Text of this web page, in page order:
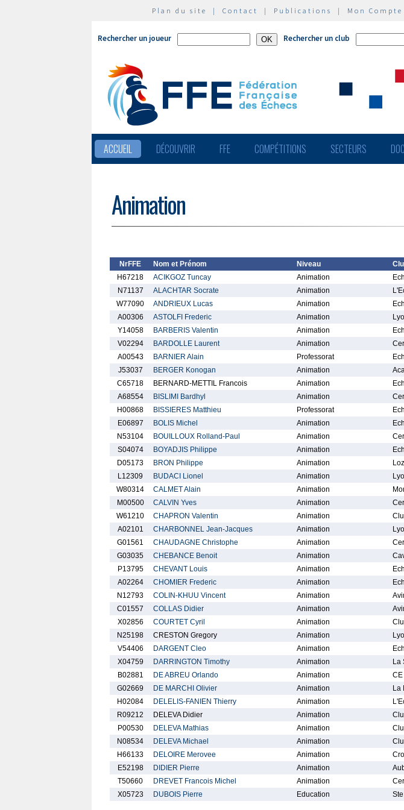
Plan du site | Contact | Publications | Mon Compte
Rechercher un joueur Rechercher un club
ACCUEIL DÉCOUVRIR FFE COMPÉTITIONS SECTEURS
Animation
NrFFE Nom et Prénom Niveau
H67218
ACIKGOZ Tuncay Animation
N71137
ALACHTAR Socrate Animation
W77090
ANDRIEUX Lucas Animation
A00306
ASTOLFI Frederic Animation
Y14058
BARBERIS Valentin Animation
V02294
BARDOLLE Laurent Animation
A00543
BARNIER Alain Professorat
J53037
BERGER Konogan Animation
C65718
BERNARD-METTIL Francois Animation
A68554
BISLIMI Bardhyl Animation
H00868
BISSIERES Matthieu Professorat
E06897
BOLIS Michel Animation
N53104
BOUILLOUX Rolland-Paul Animation
S04074
BOYADJIS Philippe Animation
D05173
BRON Philippe Animation
L12309
BUDACI Lionel Animation
W80314
CALMET Alain Animation
M00500
CALVIN Yves Animation
W61210
CHAPRON Valentin Animation
A02101
CHARBONNEL Jean-Jacques Animation
G01561
CHAUDAGNE Christophe Animation
G03035
CHEBANCE Benoit Animation
P13795
CHEVANT Louis Animation
A02264
CHOMIER Frederic Animation
N12793
COLIN-KHUU Vincent Animation
C01557
COLLAS Didier Animation
X02856
COURTET Cyril Animation
N25198
CRESTON Gregory Animation
V54406
DARGENT Cleo Animation
X04759
DARRINGTON Timothy Animation
La
B02881
DE ABREU Orlando Animation
G02669
DE MARCHI Olivier Animation
La
H02084
DELELIS-FANIEN Thierry Animation
R09212
DELEVA Didier Animation
P00530
DELEVA Mathias Animation
N08534
DELEVA Michael Animation
H66133
DELOIRE Merovee Animation
E52198
DIDIER Pierre Animation
T50660
DREVET Francois Michel Animation
X05723
DUBOIS Pierre Education